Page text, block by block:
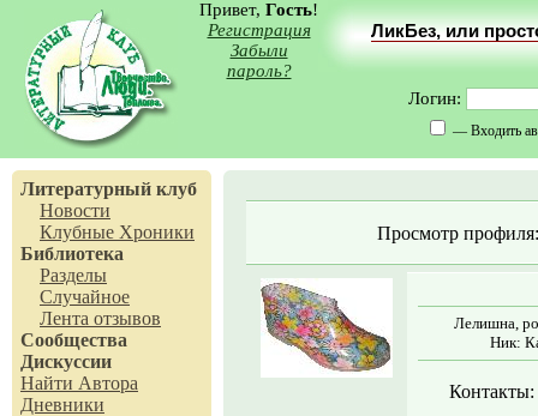
Привет, Гость!
Регистрация
Забыли
пароль?
ЛикБез, или
Логин:
— Входить
Литературный клуб
Новости
Клубные Хроники
Библиотека
Разделы
Случайное
Лента отзывов
Сообщества
Дискуссии
Найти Автора
Дневники
Просмотр
Лелишна,
Ник:
Контакты: